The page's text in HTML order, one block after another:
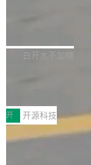
个主 agent 循环，外
库，并将作为
MPComm将作为一
ENT，实现零拷贝传
传输性能最高提升5
于自研UCL-Engine
白开水不加糖
型案例入选名单》，
开源 AI 编程平台
创新与落地成效成功
助力企业AI研发安
开 开源科技
深信服AI算力网关
前不久，工业和信